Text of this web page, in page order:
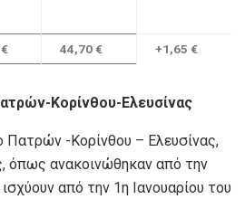
44,70 € +1,65 €
Κορίνθου-Ελευσίνας
Πατρών -Κορίνθου – Ελευσίνας,
όπως ανακοινώθηκαν από την
από την 1η Ιανουαρίου του